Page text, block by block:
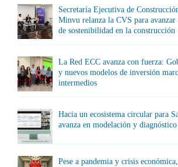
Secretaría Ejecutiva de
Minvu relanza la CVS para
de sostenibilidad en la construcción
La Red ECC avanza con fuerza:
y nuevos modelos de inversión
intermedios
Hacia un ecosistema circular para
avanza en modelación y
Pese a pandemia y crisis